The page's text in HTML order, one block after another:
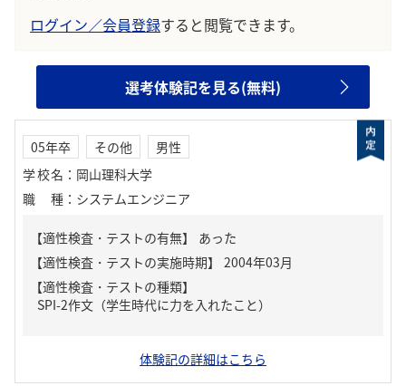
ログイン／会員登録すると閲覧できます。
選考体験記を見る(無料)
05年卒 その他
男性
学校名 ： 岡山理科大学
職種 ： システムエンジニア
【適性検査・テストの有無】 あった
【適性検査・テストの種類】
SPI-2作文（学生時代に力を入れたこと）
体験記の詳細はこちら